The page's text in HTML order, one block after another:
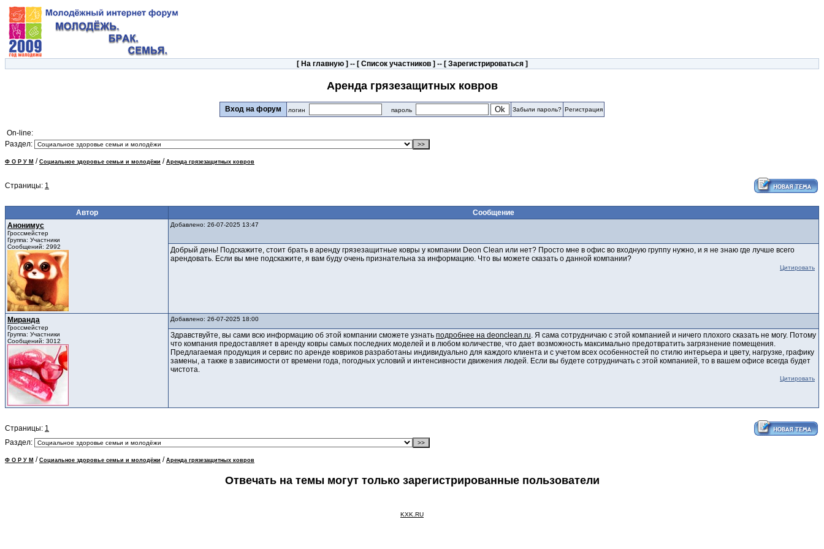
[ На главную] -- [ Список участников] -- [ Зарегистрироваться]
Аренда грязезащитных ковров
Вход на форум логин пароль Забыли пароль? Регистрация
On-line:
Раздел:
Ф О Р У М / Социальное здоровье семьи и молодёжи / Аренда грязезащитных ковров
Страницы: 1
Автор
Сообщение
Анонимус
Гроссмейстер
Группа: Участники
Сообщений: 2992
Добавлено: 26-07-2025 13:47
Добрый день! Подскажите, стоит брать в аренду грязезащитные ковры у компании Deon Clean или нет? Просто мне в офис во входную группу нужно, и я не знаю где лучше всего
арендовать. Если вы мне подскажите, я вам буду очень признательна за информацию. Что вы можете сказать о данной компании?
Цитировать
Миранда
Гроссмейстер
Группа: Участники
Сообщений: 3012
Добавлено: 26-07-2025 18:00
Здравствуйте, вы сами всю информацию об этой компании сможете узнать подробнее на deonclean.ru. Я сама сотрудничаю с этой компанией и ничего плохого сказать не могу. Потому
что компания предоставляет в аренду ковры самых последних моделей и в любом количестве, что дает возможность максимально предотвратить загрязнение помещения.
Предлагаемая продукция и сервис по аренде ковриков разработаны индивидуально для каждого клиента и с учетом всех особенностей по стилю интерьера и цвету, нагрузке, графику
замены, а также в зависимости от времени года, погодных условий и интенсивности движения людей. Если вы будете сотрудничать с этой компанией, то в вашем офисе всегда будет
чистота.
Цитировать
Страницы: 1
Раздел:
Ф О Р У М / Социальное здоровье семьи и молодёжи / Аренда грязезащитных ковров
Отвечать на темы могут только зарегистрированные пользователи
KXK.RU